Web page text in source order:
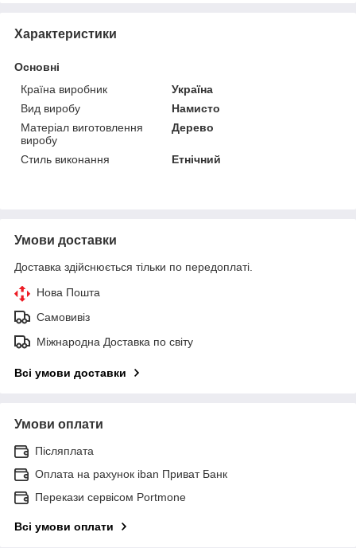
Характеристики
Основні
Країна виробник
Україна
Вид виробу
Намисто
Матеріал виготовлення
виробу
Дерево
Стиль виконання Етнічний
Умови доставки
Доставка здійснюється тільки по передоплаті.
Нова Пошта
Самовивіз
Міжнародна Доставка по світу
Всі умови доставки
Умови оплати
Післяплата
Оплата на рахунок iban Приват Банк
Перекази сервісом Portmone
Всі умови оплати